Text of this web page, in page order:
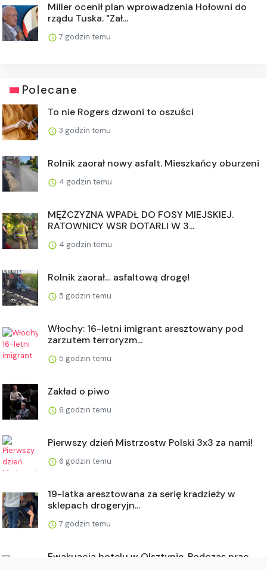
Miller ocenił plan wprowadzenia Hołowni do
rządu Tuska. "Zał...
7 godzin temu
Polecane
To nie Rogers dzwoni to oszuści
3 godzin temu
Rolnik zaorał nowy asfalt. Mieszkańcy oburzeni
4 godzin temu
MĘŻCZYZNA WPADŁ DO FOSY MIEJSKIEJ.
RATOWNICY WSR DOTARLI W 3...
4 godzin temu
Rolnik zaorał… asfaltową drogę!
5 godzin temu
Włochy: 16-letni imigrant aresztowany pod
zarzutem terroryzm...
5 godzin temu
Zakład o piwo
6 godzin temu
Pierwszy dzień Mistrzostw Polski 3x3 za nami!
6 godzin temu
19-latka aresztowana za serię kradzieży w
sklepach drogeryjn...
7 godzin temu
Ewakuacja hotelu w Olsztynie. Podczas prac